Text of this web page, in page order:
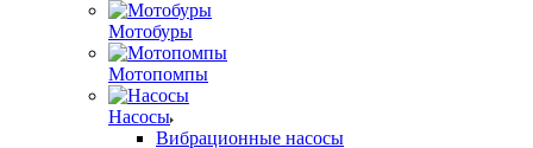
Мотобуры
Мотопомпы
Насосы
Вибрационные насосы